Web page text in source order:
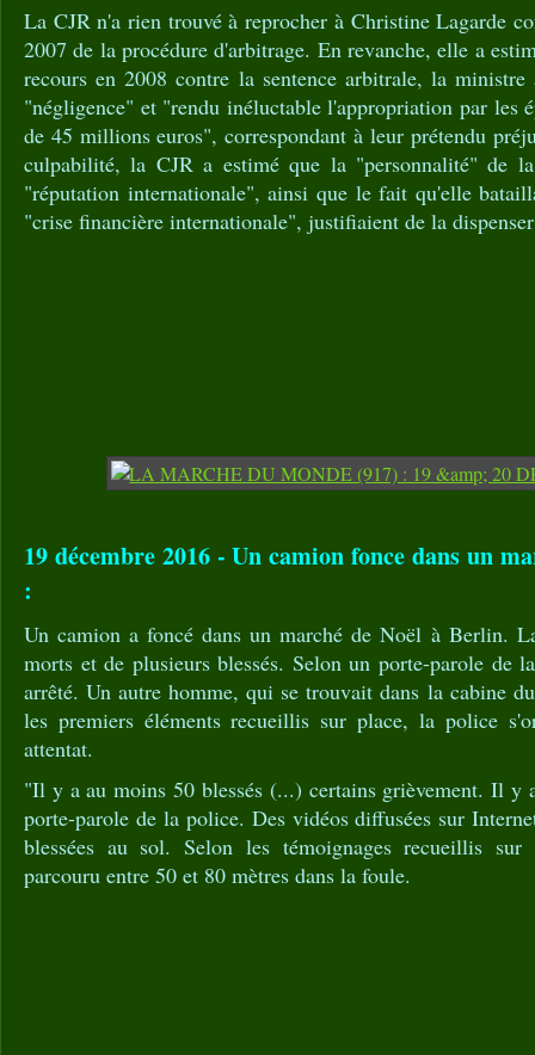
La CJR n'a rien trouvé à reprocher à Christine Lagarde
2007 de la procédure d'arbitrage. En revanche, elle a
recours en 2008 contre la sentence arbitrale, la
"négligence" et "rendu inéluctable l'appropriation par les
de 45 millions euros", correspondant à leur prétendu
culpabilité, la CJR a estimé que la "personnalité" de
"réputation internationale", ainsi que le fait qu'elle
"crise financière internationale", justifiaient de la
19 décembre 2016 - Un camion fonce dans un
:
Un camion a foncé dans un marché de Noël à Berlin.
morts et de plusieurs blessés. Selon un porte-parole de
arrêté. Un autre homme, qui se trouvait dans la cabine
les premiers éléments recueillis sur place, la police
attentat.
"Il y a au moins 50 blessés (...) certains grièvement. Il y
porte-parole de la police. Des vidéos diffusées sur
blessées au sol. Selon les témoignages recueillis
parcouru entre 50 et 80 mètres dans la foule.